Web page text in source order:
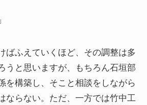
ばふえていくほど、その調整は多
うと思いますが、もちろん石垣部
を構築し、そこと相談をしながら
ならない。ただ、一方では竹中工